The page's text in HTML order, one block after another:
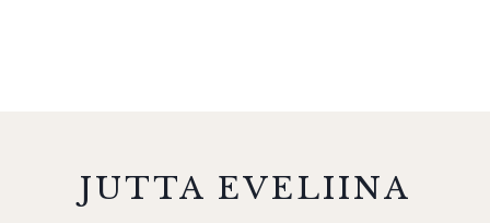
JUTTA EVELIINA